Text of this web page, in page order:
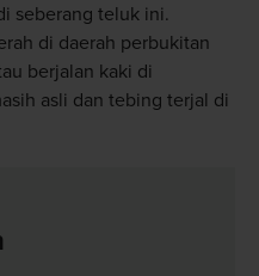
seberang teluk ini.
di daerah perbukitan
berjalan kaki di
asli dan tebing terjal di